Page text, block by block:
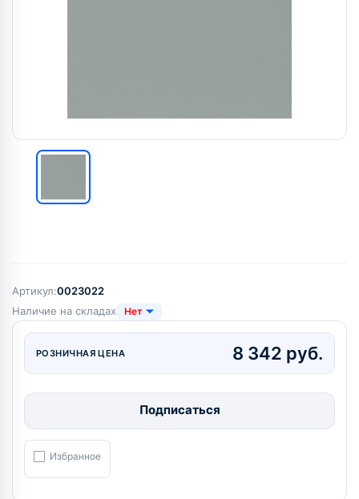
Артикул:0023022
Наличие на складах
Нет
РОЗНИЧНАЯ ЦЕНА 8 342 руб.
Подписаться
Избранное